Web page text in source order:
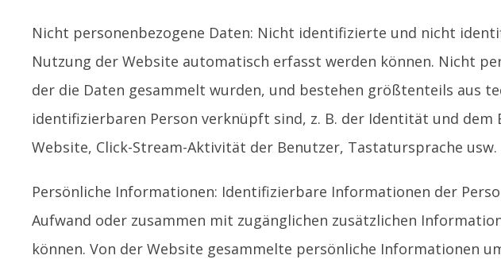
Nicht personenbezogene Daten: Nicht identifizierte und nicht
Nutzung der Website automatisch erfasst werden können. Nicht
der die Daten gesammelt wurden, und bestehen größtenteils aus
identifizierbaren Person verknüpft sind, z. B. der Identität und
Website, Click-Stream-Aktivität der Benutzer, Tastatursprache usw.
Persönliche Informationen: Identifizierbare Informationen der
Aufwand oder zusammen mit zugänglichen zusätzlichen
können. Von der Website gesammelte persönliche Informationen